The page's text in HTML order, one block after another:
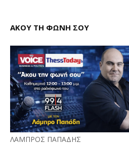
ΑΚΟΥ ΤΗ ΦΩΝΗ ΣΟΥ
ΛΑΜΠΡΟΣ ΠΑΠΑΔΗΣ